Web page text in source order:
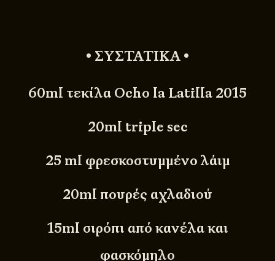
• ΣΥΣΤΑΤΙΚΑ •
60ml τεκίλα Ocho la Latilla 2015
20ml triple sec
25 ml φρεσκοστυμμένο λάιμ
20ml πουρές αχλαδιού
15ml σιρόπι από κανέλα και
φασκόμηλο